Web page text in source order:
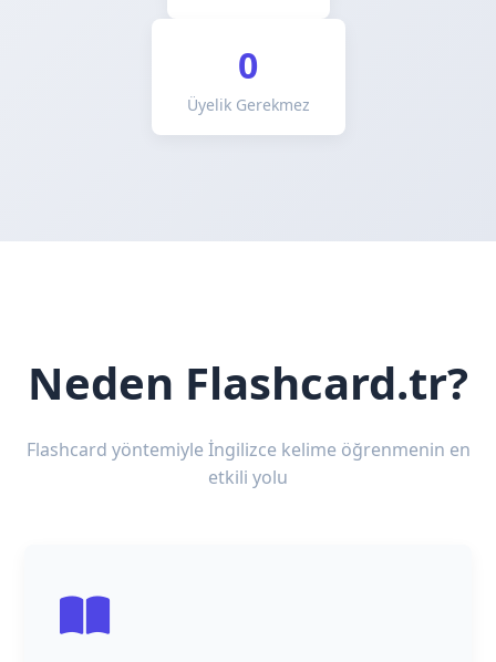
0
Üyelik Gerekmez
Neden Flashcard.tr?
Flashcard yöntemiyle İngilizce kelime öğrenmenin en
etkili yolu